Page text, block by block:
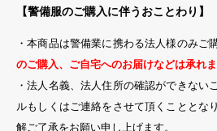
【警備服のご購入に伴うおことわり】
・本商品は警備業に携わる法人様のみご
のご購入、ご自宅へのお届けなどは承れま
・法人名義、法人住所の確認ができない
ルもしくはご連絡をさせて頂くこととな
解ご了承をお願い申し上げます。